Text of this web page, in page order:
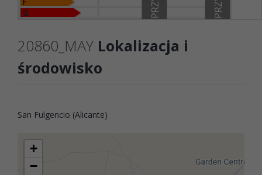
G
20860_MAY Lokalizacja i
środowisko
San Fulgencio (Alicante)
+
−